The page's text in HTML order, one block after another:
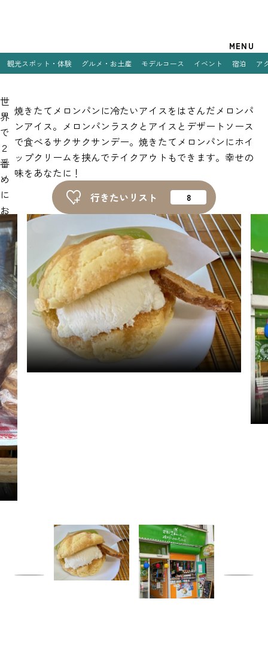
観光スポット・体験 グルメ・お土産 モデルコース イベント 宿泊 ア
世
界
で
２
番
め
に
お
い
し
い
焼
き
た
て
メ
ロ
ン
パ
ン
ア
イ
ス
高
岡
店
焼きたてメロンパンに冷たいアイスをはさんだメロンパ
ンアイス。メロンパンラスクとアイスとデザートソース
で食べるサクサクサンデー。焼きたてメロンパンにホイ
ップクリームを挟んでテイクアウトもできます。幸せの
味をあなたに！
行きたいリスト
観光スポット・体験
グルメ・お土産
モデルコース
イベント
宿泊
ピックアップ
はじめての高岡
地元ライター記事
お得で便利なサービス
MENU